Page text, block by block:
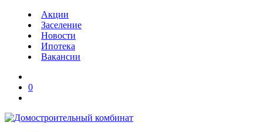
Акции
Заселение
Новости
Ипотека
Вакансии
0